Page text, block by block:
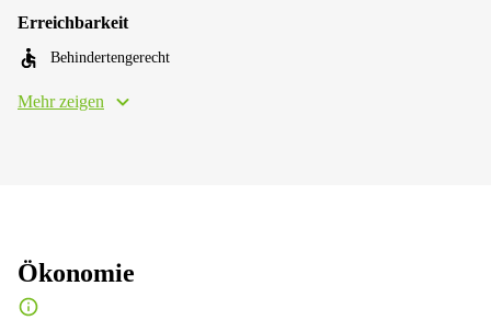
Erreichbarkeit
Behindertengerecht
Mehr zeigen
Ökonomie